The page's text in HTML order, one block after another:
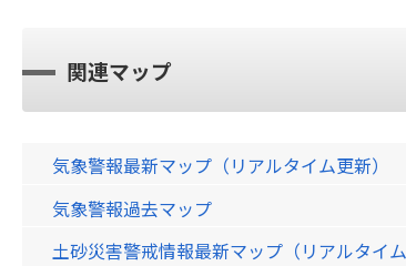
関連マップ
気象警報最新マップ（リアルタイム更新）
気象警報過去マップ
土砂災害警戒情報最新マップ（リアルタイム